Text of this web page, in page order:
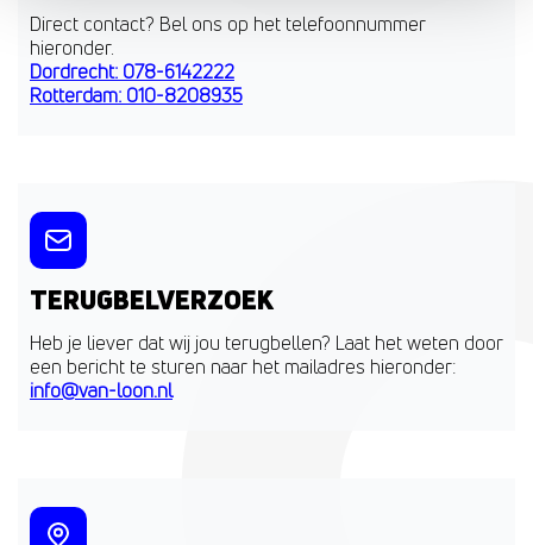
Direct contact? Bel ons op het telefoonnummer
hieronder.
Dordrecht: 078-6142222
Rotterdam: 010-8208935
TERUGBELVERZOEK
Heb je liever dat wij jou terugbellen? Laat het weten door
een bericht te sturen naar het mailadres hieronder:
info@van-loon.nl